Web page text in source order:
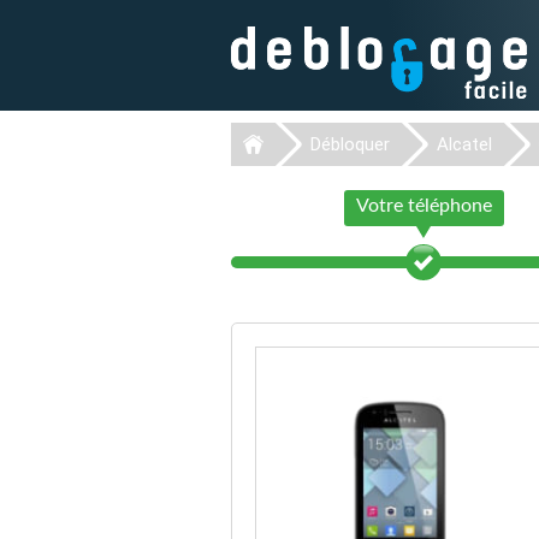
Débloquer Alcatel
Votre téléphone